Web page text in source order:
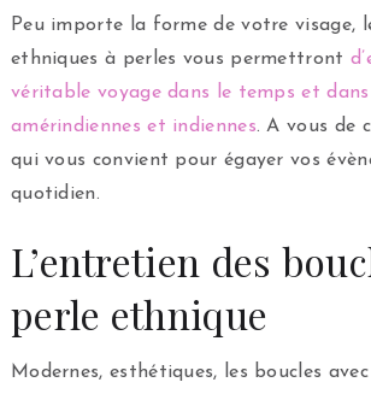
Peu importe la forme de votre visage,
ethniques à perles vous permettront
véritable voyage dans le temps et
amérindiennes et indiennes. A vous de
qui vous convient pour égayer vos
quotidien.
L’entretien des
perle ethnique
Modernes, esthétiques, les boucles